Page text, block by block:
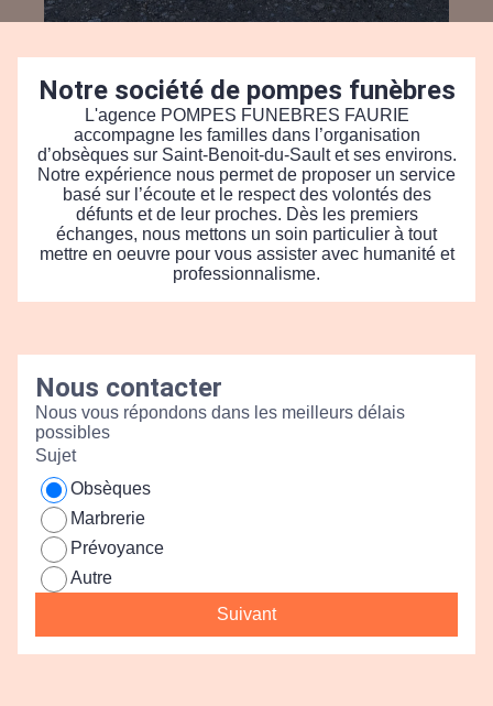
Notre société de pompes funèbres
L'agence POMPES FUNEBRES FAURIE
accompagne les familles dans l’organisation
d’obsèques sur Saint-Benoit-du-Sault et ses environs.
Notre expérience nous permet de proposer un service
basé sur l’écoute et le respect des volontés des
défunts et de leur proches. Dès les premiers
échanges, nous mettons un soin particulier à tout
mettre en oeuvre pour vous assister avec humanité et
professionnalisme.
Nous contacter
Nous vous répondons dans les meilleurs délais
possibles
Sujet
Obsèques
Marbrerie
Prévoyance
Autre
Suivant